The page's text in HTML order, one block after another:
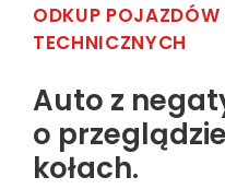
ODKUP POJAZDÓW
TECHNICZNYCH
Auto z
o
kołach.